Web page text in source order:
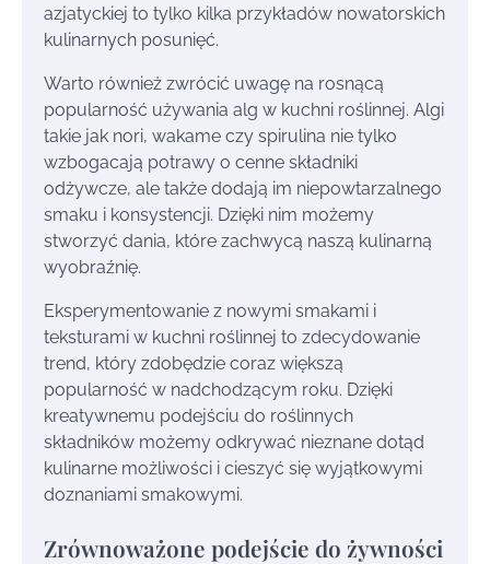
azjatyckiej to tylko kilka przykładów nowatorskich
kulinarnych posunięć.
Warto również zwrócić uwagę na rosnącą
popularność używania alg w kuchni roślinnej. Algi
takie jak nori, wakame czy spirulina nie tylko
wzbogacają potrawy o cenne składniki
odżywcze, ale także dodają im niepowtarzalnego
smaku i konsystencji. Dzięki nim możemy
stworzyć dania, które zachwycą naszą kulinarną
wyobraźnię.
Eksperymentowanie z nowymi smakami i
teksturami w kuchni roślinnej to zdecydowanie
trend, który zdobędzie coraz większą
popularność w nadchodzącym roku. Dzięki
kreatywnemu podejściu do roślinnych
składników możemy odkrywać nieznane dotąd
kulinarne możliwości i cieszyć się wyjątkowymi
doznaniami smakowymi.
Zrównoważone podejście do żywności